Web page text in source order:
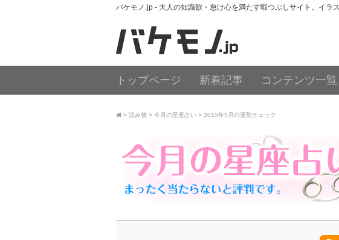
バケモノ.jp - 大人の知識欲・怠け心を満たす暇つぶしサイト。イラ
トップページ 新着記事 コンテンツ一覧
読み物 今月の星座占い 2015年5月の運勢チェック